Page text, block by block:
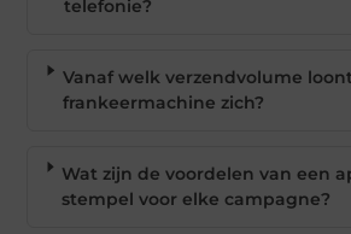
telefonie?
Vanaf welk verzendvolume
frankeermachine zich?
Wat zijn de voordelen van een
stempel voor elke campagne?